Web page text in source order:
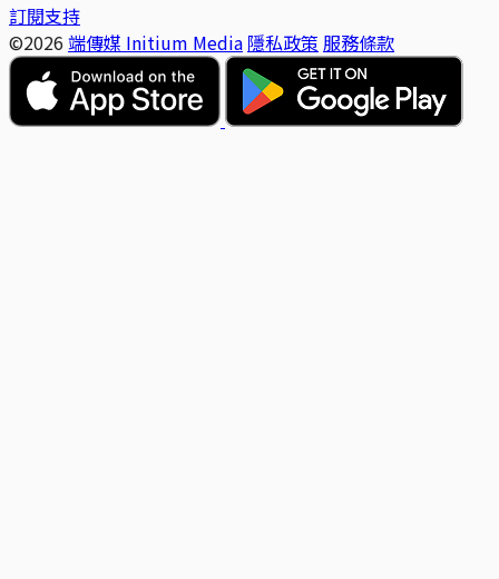
訂閱支持
©2026 端傳媒 Initium Media 隱私政策 服務條款